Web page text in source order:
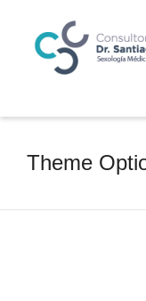
Theme